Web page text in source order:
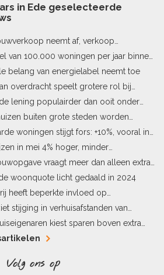
in Ede geselecteerde
neemt af, verkoop
van 100.000 woningen per jaar binnen
belang van energielabel neemt toe
overdracht speelt grotere rol bij
lening populairder dan ooit onder
buiten grote steden worden
woningen stijgt fors: +10%, vooral in
in mei 4% hoger, minder
vraagt meer dan alleen extra
woonquote licht gedaald in 2024
heeft beperkte invloed op
stijging in verhuisafstanden van
kiest sparen boven extra
Volg ons op